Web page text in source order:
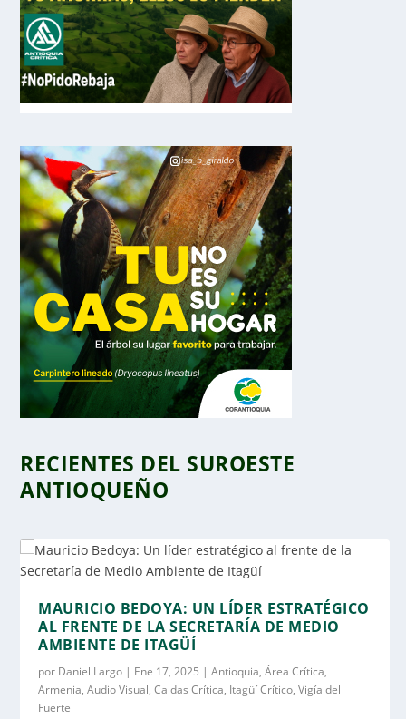
RECIENTES DEL SUROESTE
ANTIOQUEÑO
MAURICIO BEDOYA: UN LÍDER ESTRATÉGICO
AL FRENTE DE LA SECRETARÍA DE MEDIO
AMBIENTE DE ITAGÜÍ
por Daniel Largo | Ene 17, 2025 |Antioquia,Área Crítica,
Armenia,Audio Visual,Caldas Crítica, Itagüí Crítico,Vigía del
Fuerte